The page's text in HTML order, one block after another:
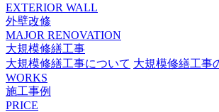
EXTERIOR WALL
外壁改修
MAJOR RENOVATION
大規模修繕工事
大規模修繕工事について 大規模修繕工事
WORKS
施工事例
PRICE